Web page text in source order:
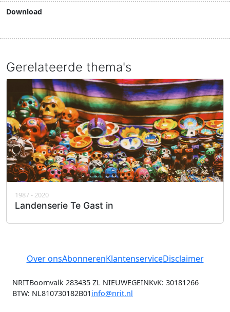
Download
Gerelateerde thema's
1987 - 2020
Landenserie Te Gast in
Over onsAbonnerenKlantenserviceDisclaimer
NRITBoomvalk 283435 ZL NIEUWEGEINKvK: 30181266
BTW: NL810730182B01info@nrit.nl